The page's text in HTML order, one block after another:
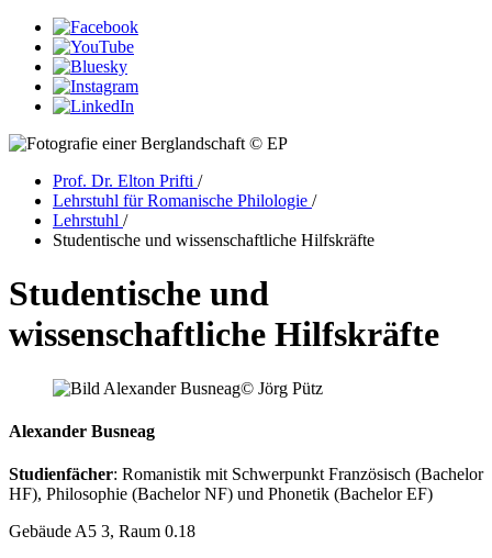
© EP
Prof. Dr. Elton Prifti /
Lehrstuhl für Romanische Philologie /
Lehrstuhl /
Studentische und wissenschaftliche Hilfskräfte
Studentische und
wissenschaftliche Hilfskräfte
© Jörg Pütz
Alexander Busneag
Studienfächer: Romanistik mit Schwerpunkt Französisch (Bachelor
HF), Philosophie (Bachelor NF) und Phonetik (Bachelor EF)
Gebäude A5 3, Raum 0.18